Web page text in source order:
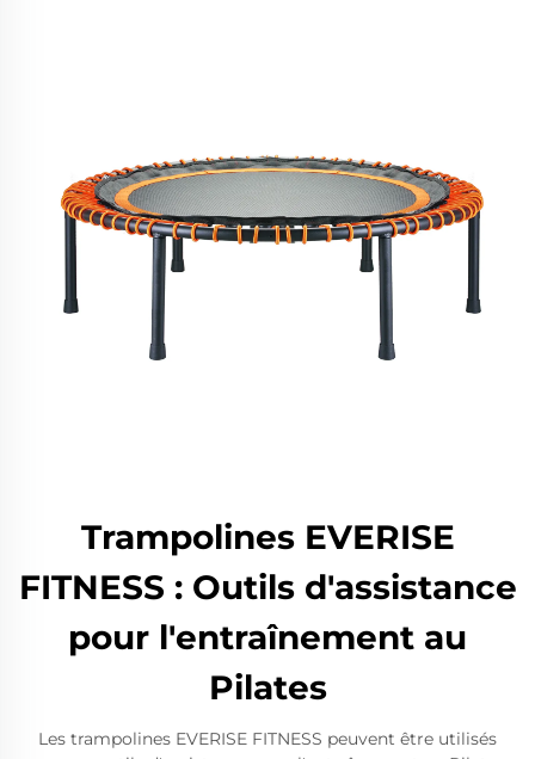
Trampolines EVERISE
FITNESS : Outils d'assistance
pour l'entraînement au
Pilates
Les trampolines EVERISE FITNESS peuvent être utilisés